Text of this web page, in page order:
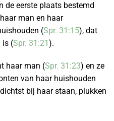
de eerste plaats bestemd
man en haar
(Spr. 31:15), dat
is (Spr. 31:21).
haar man (Spr. 31:23) en ze
van haar huishouden
bij haar staan, plukken